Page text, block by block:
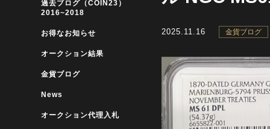
2025.11.16 金貨ブログ
過去ブログ（COIN23）
2016~2018
お得なお知らせ
オークション結果
金貨ブログ
News
オークション代理入札